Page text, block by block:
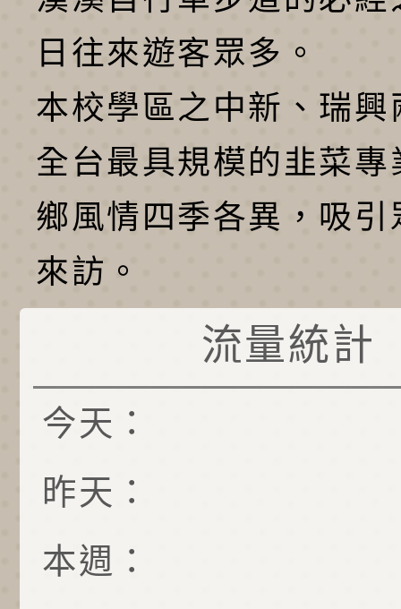
日往來遊客眾多。
本校學區之中新、瑞興
全台最具規模的韭菜專
鄉風情四季各異，吸引
來訪。
流量統計
今天：
昨天：
本週：